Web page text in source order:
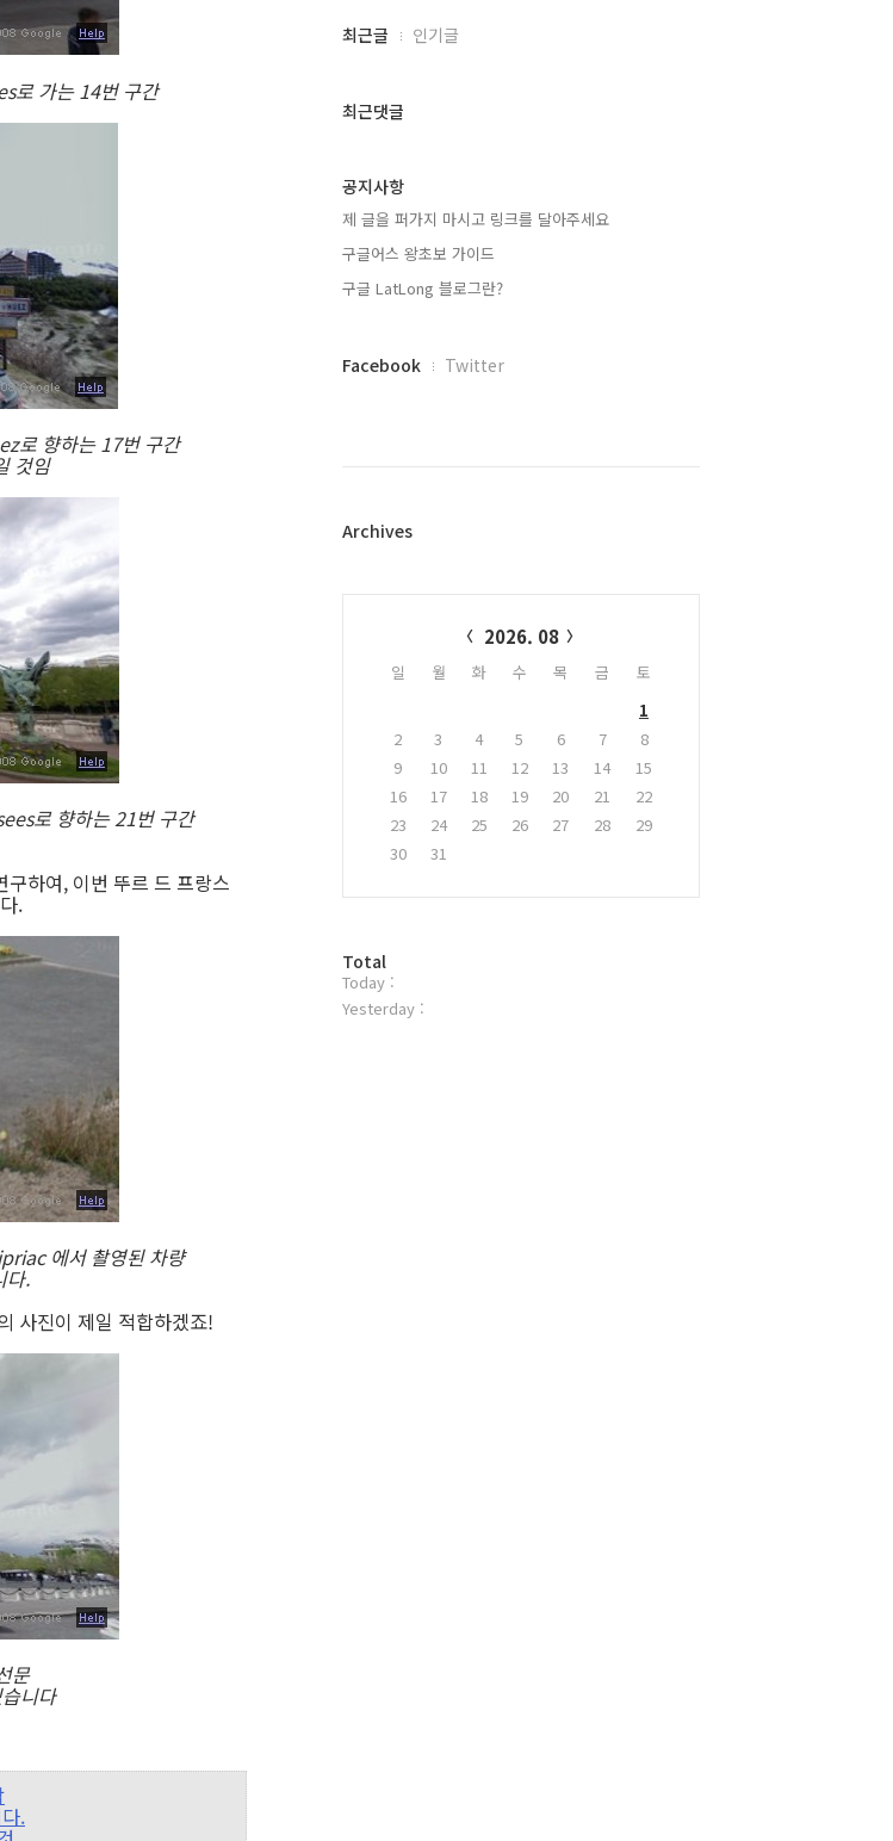
로 가는 14번 구간
로 향하는 17번 구간
것임
로 향하는 21번 구간
하여, 이번 뚜르 드 프랑스
.
에서 촬영된 차량
다.
사진이 제일 적합하겠죠!
문
니다
.
최
과
글
최근글 인기글
최근댓글
공지사항
제 글을 퍼가지 마시고 링크를 달아주세요
구글어스 왕초보 가이드
구글 LatLong 블로그란?
페
플
Facebook Twitter
Archives
2026. 08
일 월 화 수 목 금
토
1
2
3 4 5 6 7
8
9
10 11 12 13 14
15
16
17 18 19 20 21
22
23
24 25 26 27 28
29
30
31
방
문
자
Total
Today :
Yesterday :